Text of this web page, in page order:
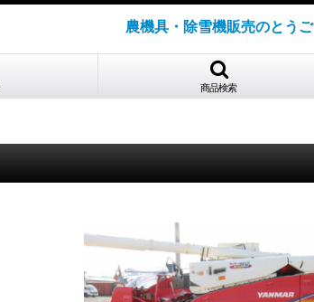
農機具・除雪機販売のとうご
商品検索